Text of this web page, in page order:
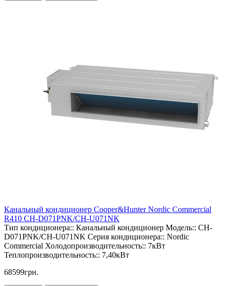
Канальный кондиционер Cooper&Hunter Nordic Commercial
R410 CH-D071PNK/CH-U071NK
Тип кондиционера:: Канальный кондиционер Модель:: CH-
D071PNK/CH-U071NK Серия кондиционера:: Nordic
Commercial Холодопроизводительность:: 7кВт
Теплопроизводительность:: 7,40кВт
68599грн.